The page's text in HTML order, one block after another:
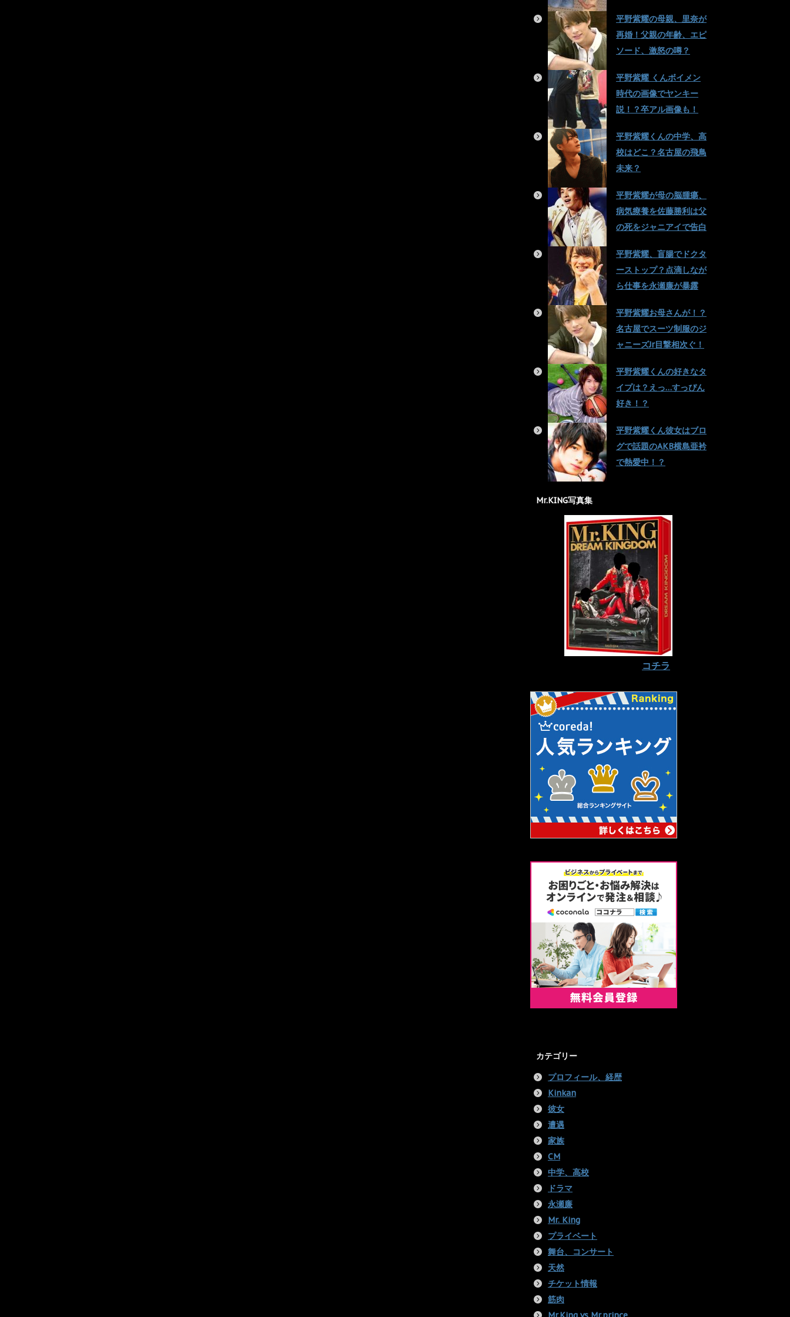
平野紫耀の母親、里奈が
再婚！父親の年齢、エピ
ソード、激怒の噂？
平野紫耀 くんボイメン
時代の画像でヤンキー
説！？卒アル画像も！
平野紫耀くんの中学、高
校はどこ？名古屋の飛鳥
未来？
平野紫耀が母の脳腫瘍、
病気療養を佐藤勝利は父
の死をジャニアイで告白
平野紫耀、盲腸でドクタ
ーストップ？点滴しなが
ら仕事を永瀬廉が暴露
平野紫耀お母さんが！？
名古屋でスーツ制服のジ
ャニーズJr目撃相次ぐ！
平野紫耀くんの好きなタ
イプは？えっ…すっぴん
好き！？
平野紫耀くん彼女はブロ
グで話題のAKB横島亜衿
で熱愛中！？
Mr.KING写真集
コチラ
カテゴリー
プロフィール、経歴
Kinkan
彼女
遭遇
家族
CM
中学、高校
ドラマ
永瀬廉
Mr. King
プライベート
舞台、コンサート
天然
チケット情報
筋肉